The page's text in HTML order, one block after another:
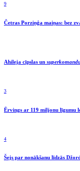
9
Četras Porziņģa maiņas: bez
Ahileja cīpslas un
3
Ērvings ar 119 miljonu līgumu
4
Šejs par nonākšanu līdzās